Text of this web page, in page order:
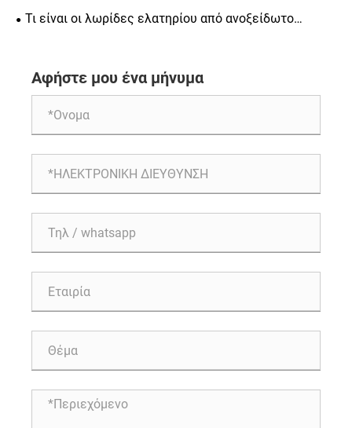
φωτεινό φινίρισμα μια δημοφιλή επιλογή για την
Τι είναι οι λωρίδες ελατηρίου από ανοξείδωτο
Αφήστε μου ένα μήνυμα